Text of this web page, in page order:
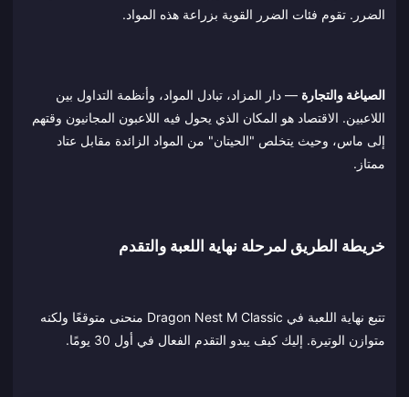
الضرر. تقوم فئات الضرر القوية بزراعة هذه المواد.
الصياغة والتجارة — دار المزاد، تبادل المواد، وأنظمة التداول بين
اللاعبين. الاقتصاد هو المكان الذي يحول فيه اللاعبون المجانيون وقتهم
إلى ماس، وحيث يتخلص "الحيتان" من المواد الزائدة مقابل عتاد
ممتاز.
خريطة الطريق لمرحلة نهاية اللعبة والتقدم
تتبع نهاية اللعبة في Dragon Nest M Classic منحنى متوقعًا ولكنه
متوازن الوتيرة. إليك كيف يبدو التقدم الفعال في أول 30 يومًا.